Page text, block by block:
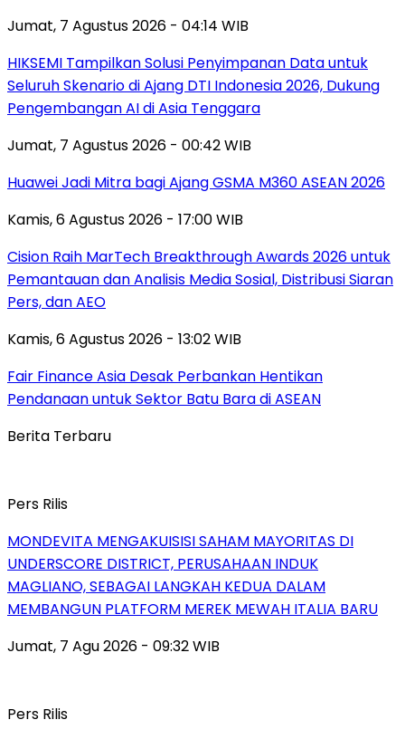
Jumat, 7 Agustus 2026 - 04:14 WIB
HIKSEMI Tampilkan Solusi Penyimpanan Data untuk
Seluruh Skenario di Ajang DTI Indonesia 2026, Dukung
Pengembangan AI di Asia Tenggara
Jumat, 7 Agustus 2026 - 00:42 WIB
Huawei Jadi Mitra bagi Ajang GSMA M360 ASEAN 2026
Kamis, 6 Agustus 2026 - 17:00 WIB
Cision Raih MarTech Breakthrough Awards 2026 untuk
Pemantauan dan Analisis Media Sosial, Distribusi Siaran
Pers, dan AEO
Kamis, 6 Agustus 2026 - 13:02 WIB
Fair Finance Asia Desak Perbankan Hentikan
Pendanaan untuk Sektor Batu Bara di ASEAN
Berita Terbaru
Pers Rilis
MONDEVITA MENGAKUISISI SAHAM MAYORITAS DI
UNDERSCORE DISTRICT, PERUSAHAAN INDUK
MAGLIANO, SEBAGAI LANGKAH KEDUA DALAM
MEMBANGUN PLATFORM MEREK MEWAH ITALIA BARU
Jumat, 7 Agu 2026 - 09:32 WIB
Pers Rilis